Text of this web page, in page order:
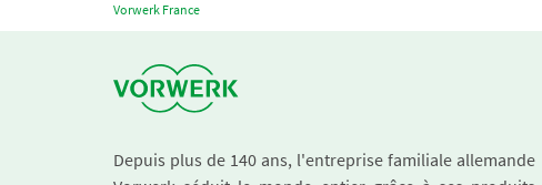
Vorwerk France
Depuis plus de 140 ans, l'entreprise familiale allemande